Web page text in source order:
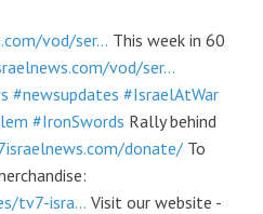
vod/ser... This week in 60
vod/ser...
#newsupdates #IsraelAtWar
#IronSwords Rally behind
donate/ To
tv7-isra... Visit our website -